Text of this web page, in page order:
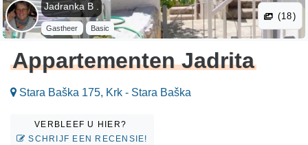
Jadranka B .
Gastheer Basic
(18)
Appartementen Jadrita
Stara Baška 175, Krk - Stara Baška
VERBLEEF U HIER?
SCHRIJF EEN RECENSIE!